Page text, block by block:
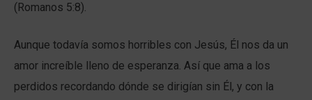
(Romanos 5:8).
Aunque todavía somos horribles con Jesús, Él nos da un
amor increíble lleno de esperanza. Así que ama a los
perdidos recordando dónde se dirigían sin Él, y con la